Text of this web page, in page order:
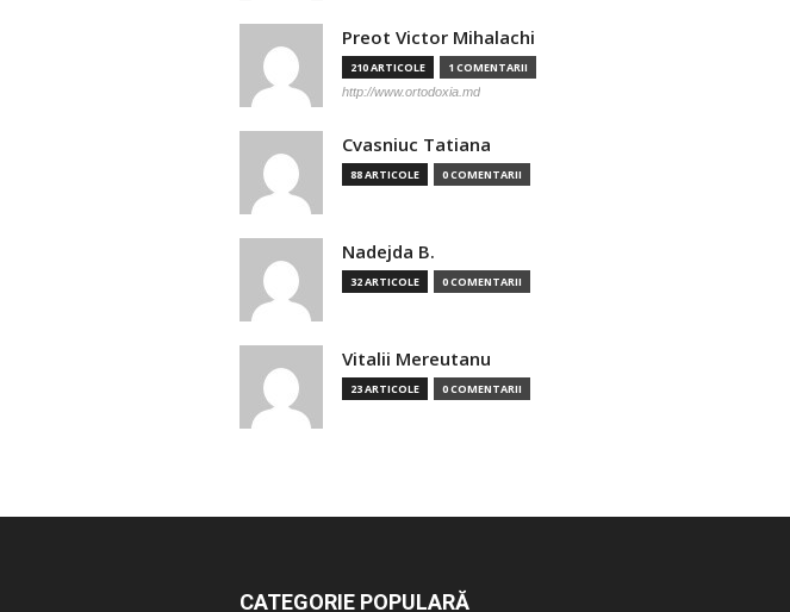
Preot Victor Mihalachi
210 ARTICOLE 1 COMENTARII
http://www.ortodoxia.md
Cvasniuc Tatiana
88 ARTICOLE 0 COMENTARII
Nadejda B.
32 ARTICOLE 0 COMENTARII
Vitalii Mereutanu
23 ARTICOLE 0 COMENTARII
CATEGORIE POPULARĂ